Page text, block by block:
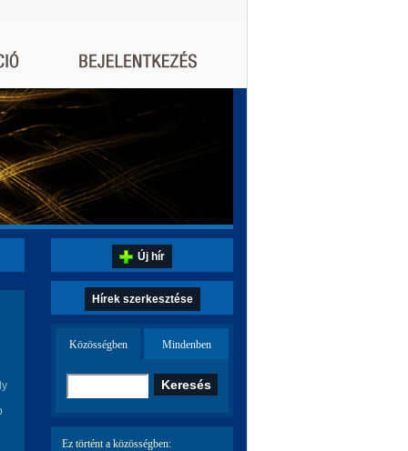
Új hír
Hírek szerkesztése
Közösségben Mindenben
Ez történt a közösségben: